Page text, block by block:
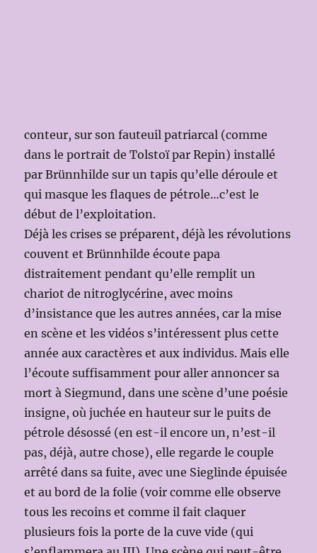
conteur, sur son fauteuil patriarcal (comme
dans le portrait de Tolstoï par Repin) installé
par Brünnhilde sur un tapis qu’elle déroule et
qui masque les flaques de pétrole…c’est le
début de l’exploitation.
Déjà les crises se préparent, déjà les révolutions
couvent et Brünnhilde écoute papa
distraitement pendant qu’elle remplit un
chariot de nitroglycérine, avec moins
d’insistance que les autres années, car la mise
en scène et les vidéos s’intéressent plus cette
année aux caractères et aux individus. Mais elle
l’écoute suffisamment pour aller annoncer sa
mort à Siegmund, dans une scène d’une poésie
insigne, où juchée en hauteur sur le puits de
pétrole désossé (en est-il encore un, n’est-il
pas, déjà, autre chose), elle regarde le couple
arrêté dans sa fuite, avec une Sieglinde épuisée
et au bord de la folie (voir comme elle observe
tous les recoins et comme il fait claquer
plusieurs fois la porte de la cuve vide (qui